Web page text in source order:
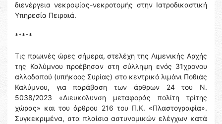
διενέργεια νεκροψίας-νεκροτομής στην Ιατροδικαστική
Υπηρεσία Πειραιά.
*****
Τις πρωινές ώρες σήμερα, στελέχη της Λιμενικής Αρχής
της Καλύμνου προέβησαν στη σύλληψη ενός 31χρονου
αλλοδαπού (υπήκοος Συρίας) στο κεντρικό λιμάνι Ποθιάς
Καλύμνου, για παράβαση των άρθρων 24 του Ν.
5038/2023 «Διευκόλυνση μεταφοράς πολίτη τρίτης
χώρας» και του άρθρου 216 του Π.Κ. «Πλαστογραφία».
Συγκεκριμένα, στα πλαίσια αστυνομικών ελέγχων κατά